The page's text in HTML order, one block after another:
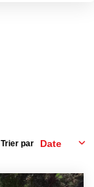
Trier par